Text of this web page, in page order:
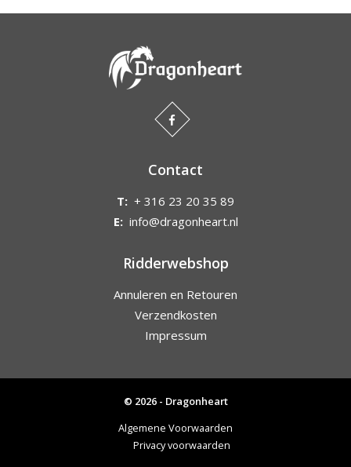
Contact
T: + 316 23 20 35 89
E: info@dragonheart.nl
Ridderwebshop
Annuleren en Retouren
Verzendkosten
Impressum
© 2026 - Dragonheart
Algemene Voorwaarden
Privacy voorwaarden